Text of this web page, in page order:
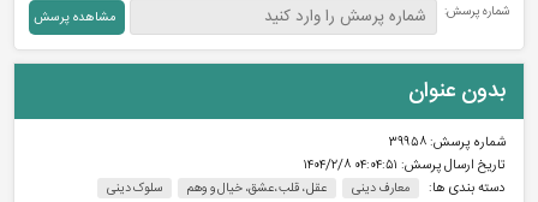
شماره پرسش:
بدون عنوان
شماره پرسش:۳۹۹۵۸
تاریخ ارسال پرسش: ۰۴:۰۴:۵۱ ۱۴۰۴/۲/۸
دسته بندی ها:
معارف دینی عقل ، قلب ،عشق، خیال و وهم
سلوک دینی